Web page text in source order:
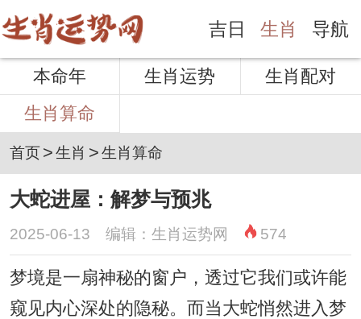
吉日 生肖 导航
本命年 生肖运势
生肖配对
生肖算命
首页>生肖 >生肖算命
大蛇进屋：解梦与预兆
2025-06-13 编辑：生肖运势网 574
梦境是一扇神秘的窗户，透过它我们或许能
窥见内心深处的隐秘。而当大蛇悄然进入梦